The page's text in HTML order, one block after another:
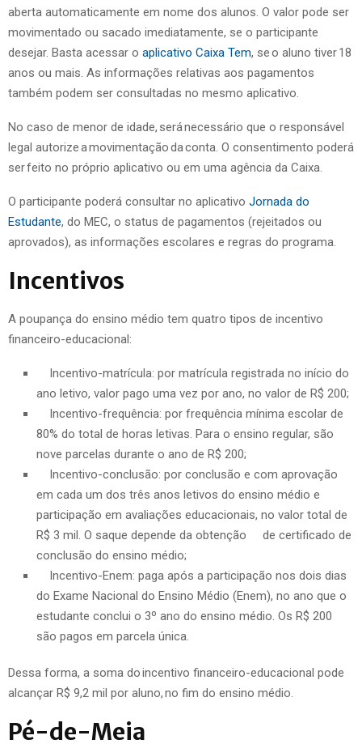
aberta automaticamente em nome dos alunos. O valor pode ser
movimentado ou sacado imediatamente, se o participante
desejar. Basta acessar o aplicativo Caixa Tem, se o aluno tiver 18
anos ou mais. As informações relativas aos pagamentos
também podem ser consultadas no mesmo aplicativo.
No caso de menor de idade, será necessário que o responsável
legal autorize a movimentação da conta. O consentimento poderá
ser feito no próprio aplicativo ou em uma agência da Caixa.
O participante poderá consultar no aplicativo Jornada do
Estudante, do MEC, o status de pagamentos (rejeitados ou
aprovados), as informações escolares e regras do programa.
Incentivos
A poupança do ensino médio tem quatro tipos de incentivo
financeiro-educacional:
Incentivo-matrícula: por matrícula registrada no início do
ano letivo, valor pago uma vez por ano, no valor de R$ 200;
Incentivo-frequência: por frequência mínima escolar de
80% do total de horas letivas. Para o ensino regular, são
nove parcelas durante o ano de R$ 200;
Incentivo-conclusão: por conclusão e com aprovação
em cada um dos três anos letivos do ensino médio e
participação em avaliações educacionais, no valor total de
R$ 3 mil. O saque depende da obtenção de certificado de
conclusão do ensino médio;
Incentivo-Enem: paga após a participação nos dois dias
do Exame Nacional do Ensino Médio (Enem), no ano que o
estudante conclui o 3º ano do ensino médio. Os R$ 200
são pagos em parcela única.
Dessa forma, a soma do incentivo financeiro-educacional pode
alcançar R$ 9,2 mil por aluno, no fim do ensino médio.
Pé-de-Meia